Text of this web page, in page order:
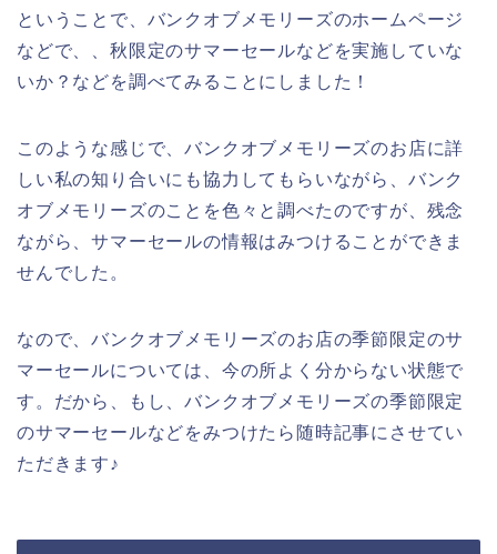
ということで、バンクオブメモリーズのホームページ
などで、、秋限定のサマーセールなどを実施していな
いか？などを調べてみることにしました！
このような感じで、バンクオブメモリーズのお店に詳
しい私の知り合いにも協力してもらいながら、バンク
オブメモリーズのことを色々と調べたのですが、残念
ながら、サマーセールの情報はみつけることができま
せんでした。
なので、バンクオブメモリーズのお店の季節限定のサ
マーセールについては、今の所よく分からない状態で
す。だから、もし、バンクオブメモリーズの季節限定
のサマーセールなどをみつけたら随時記事にさせてい
ただきます♪